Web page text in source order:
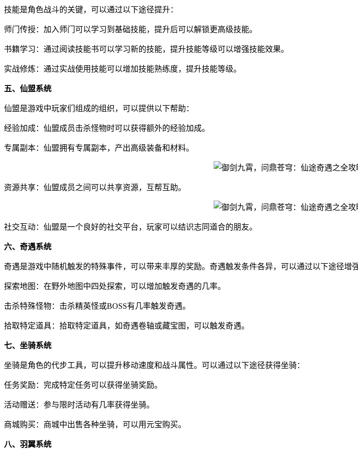
技能是角色战斗的关键，可以通过以下途径提升：
师门传授：加入师门可以学习到基础技能，提升后可以解锁更高级技能。
书籍学习：通过阅读技能书可以学习新的技能，提升技能等级可以增强技能效果。
实战修炼：通过实战使用技能可以增加技能熟练度，提升技能等级。
五、仙盟系统
仙盟是游戏中玩家们组成的组织，可以提供以下帮助：
经验加成：仙盟成员击杀怪物时可以获得额外的经验加成。
专属副本：仙盟拥有专属副本，产出高级装备和材料。
资源共享：仙盟成员之间可以共享资源，互帮互助。
社交互动：仙盟是一个良好的社交平台，玩家可以结识志同道合的朋友。
六、奇遇系统
奇遇是游戏中随机触发的特殊事件，可以带来丰厚的奖励。奇遇触发条件各异，可以通过以下途径增
探索地图：在野外地图中四处探索，可以增加触发奇遇的几率。
击杀特殊怪物：击杀精英怪或BOSS有几率触发奇遇。
拾取特定道具：拾取特定道具，如奇遇卷轴或藏宝图，可以触发奇遇。
七、坐骑系统
坐骑是角色的代步工具，可以提升移动速度和战斗属性。可以通过以下途径获得坐骑：
任务奖励：完成特定任务可以获得坐骑奖励。
活动赠送：参与限时活动有几率获得坐骑。
商城购买：商城中出售各种坐骑，可以用元宝购买。
八、羽翼系统